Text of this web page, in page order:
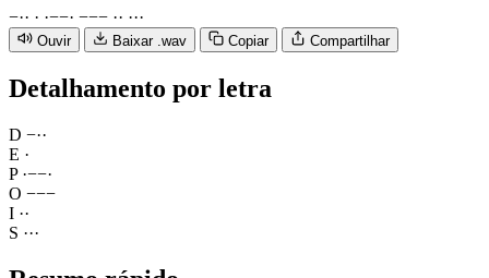
−·· · ·−−· −−− ·· ···
Ouvir Baixar .wav Copiar Compartilhar
Detalhamento por letra
D −··
E ·
P ·−−·
O −−−
I ··
S ···